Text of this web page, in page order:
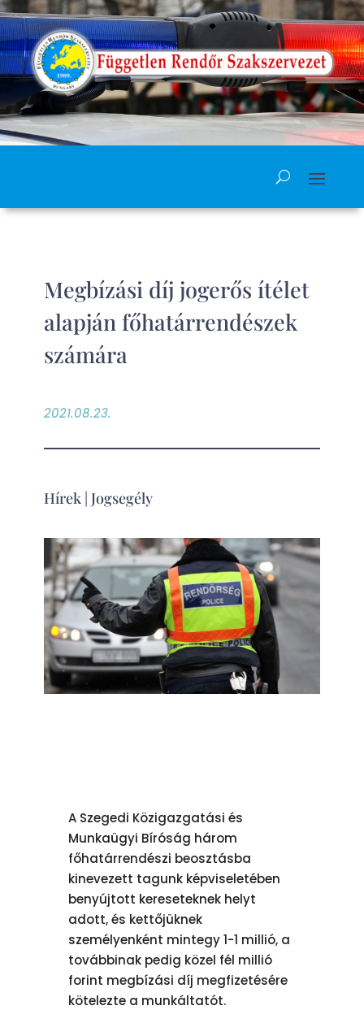
Megbízási díj jogerős ítélet
alapján főhatárrendészek
számára
2021.08.23.
Hírek| Jogsegély
A Szegedi Közigazgatási és
Munkaügyi Bíróság három
főhatárrendészi beosztásba
kinevezett tagunk képviseletében
benyújtott kereseteknek helyt
adott, és kettőjüknek
személyenként mintegy 1-1 millió, a
továbbinak pedig közel fél millió
forint megbízási díj megfizetésére
kötelezte a munkáltatót.